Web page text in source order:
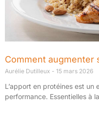
Comment augmenter
Aurélie Dutilleux 15 mars 2026
L’apport en protéines est un
performance. Essentielles à la